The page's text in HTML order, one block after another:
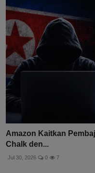
Amazon Kaitkan
Chalk den...
Jul 30, 2026 0 7